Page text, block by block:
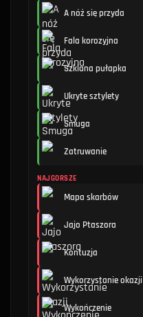
A nóż się przyda
Fala korozyjna
Szklana pułapka
Ukryte sztylety
Smuga
Zatruwanie
NAJGORSZE
Mapa skarbów
Jajo Ptaszora
Kontuzja
Wykorzystanie okazji
Wykończenie